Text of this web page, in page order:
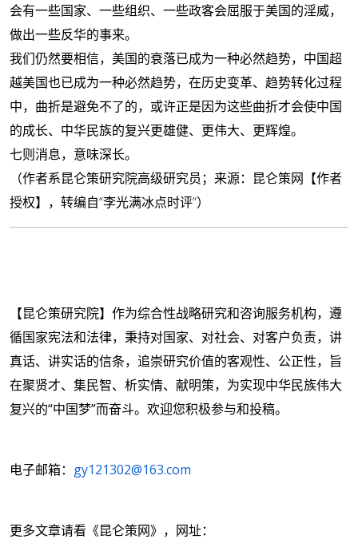
会有一些国家、一些组织、一些政客会屈服于美国的淫威，
做出一些反华的事来。
我们仍然要相信，美国的衰落已成为一种必然趋势，中国超
越美国也已成为一种必然趋势，在历史变革、趋势转化过程
中，曲折是避免不了的，或许正是因为这些曲折才会使中国
的成长、中华民族的复兴更雄健、更伟大、更辉煌。
七则消息，意味深长。
（作者系昆仑策研究院高级研究员；来源：昆仑策网 【作者
授权】 ，转编自“李光满冰点时评”）
【昆仑策研究院】作为综合性战略研究和咨询服务机构，遵
循国家宪法和法律，秉持对国家、对社会、对客户负责，讲
真话、讲实话的信条，追崇研究价值的客观性、公正性，旨
在聚贤才、集民智、析实情、献明策，为实现中华民族伟大
复兴的“中国梦”而奋斗。 欢迎您积极参与和投稿。
电子邮箱： gy121302@163.com
更多文章请看《昆仑策网》，网址：